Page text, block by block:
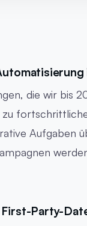
die wir bis
zu
Aufgaben
Party-